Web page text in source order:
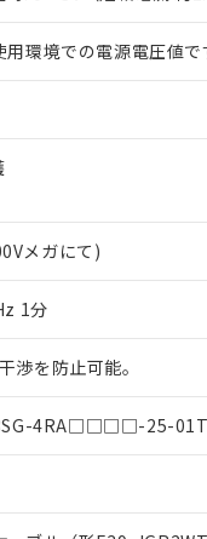
環境での電源電圧値で
メガにて)
1分
渉を防止可能。
4RA□□□□-25-01TS
価格はお客様のお取引
い。
当社販売拠点は「販売ネ
果を当社の事前の承諾
ト作成サービス）をご
で当社にご登録された
に関するお客様との取
り、予定月が前後するこ
ド
ドすることができます。
証明書
）
を証明するもので、過
テル類４物質の対応
を記載しておりました
フタル酸ジイソブチル) :
: 1000ppm
べてが基準値以下であ
て有害物質が外部に漏
門へお問い合わせくだ
ん。
に販売する場合は、上
合意する
在庫あり
況については、お客様
状況の情報を公開して